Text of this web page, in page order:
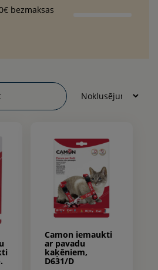
bezmaksas
Camon iemaukti
ar pavadu
kaķēniem,
D631/D